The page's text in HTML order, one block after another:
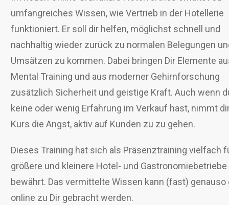
umfangreiches Wissen, wie Vertrieb in der Hotellerie
funktioniert. Er soll dir helfen, möglichst schnell und
nachhaltig wieder zurück zu normalen Belegungen
Umsätzen zu kommen. Dabei bringen Dir Elemente
Mental Training und aus moderner Gehirnforschung
zusätzlich Sicherheit und geistige Kraft. Auch wenn
keine oder wenig Erfahrung im Verkauf hast, nimmt
Kurs die Angst, aktiv auf Kunden zu zu gehen.
Dieses Training hat sich als Präsenztraining vielfach
größere und kleinere Hotel- und Gastronomiebetriebe
bewährt. Das vermittelte Wissen kann (fast) genauso
online zu Dir gebracht werden.